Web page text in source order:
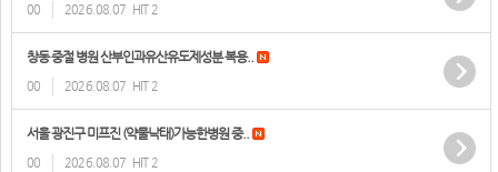
00 2026.08.07 HIT 2
창동 중절 병원 산부인과유산유도제성분 복용..
00 2026.08.07 HIT 2
서울 광진구 미프진 (약물낙태)가능한병원 중..
00 2026.08.07 HIT 2